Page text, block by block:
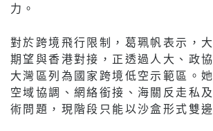
力。
對於跨境飛行限制，葛珮帆表示，
期望與香港對接，正透過人大、政
大灣區列為國家跨境低空示範區。
空域協調、網絡銜接、海關反走私
術問題，現階段只能以沙盒形式雙